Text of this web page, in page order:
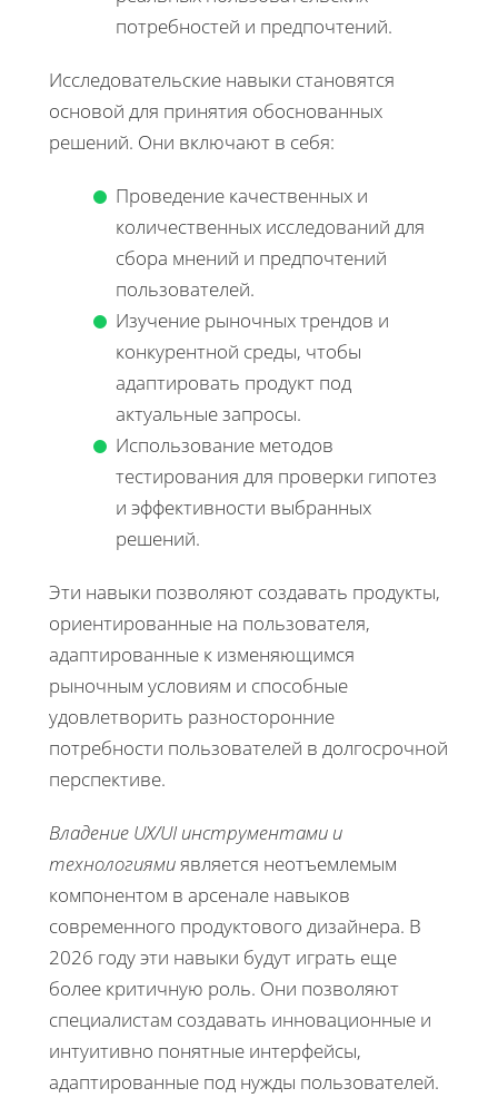
потребностей и предпочтений.
Исследовательские навыки становятся
основой для принятия обоснованных
решений. Они включают в себя:
Проведение качественных и
количественных исследований для
сбора мнений и предпочтений
пользователей.
Изучение рыночных трендов и
конкурентной среды, чтобы
адаптировать продукт под
актуальные запросы.
Использование методов
тестирования для проверки гипотез
и эффективности выбранных
решений.
Эти навыки позволяют создавать продукты,
ориентированные на пользователя,
адаптированные к изменяющимся
рыночным условиям и способные
удовлетворить разносторонние
потребности пользователей в долгосрочной
перспективе.
Владение UX/UI инструментами и
технологиямиявляется неотъемлемым
компонентом в арсенале навыков
современного продуктового дизайнера. В
2026 году эти навыки будут играть еще
более критичную роль. Они позволяют
специалистам создавать инновационные и
интуитивно понятные интерфейсы,
адаптированные под нужды пользователей.